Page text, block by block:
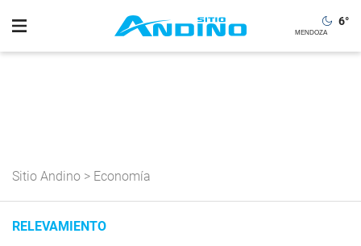
6°
Sitio Andino > Economía
RELEVAMIENTO